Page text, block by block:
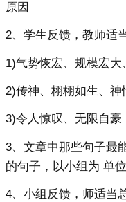
原因
2、学生反馈，教师适
1)气势恢宏、规模宏大
2)传神、栩栩如生、神
3)令人惊叹、无限自豪
3、文章中那些句子最
的句子，以小组为 单
4、小组反馈，师适当